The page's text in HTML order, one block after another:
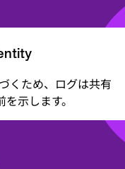
くため、ログは共有
示します。